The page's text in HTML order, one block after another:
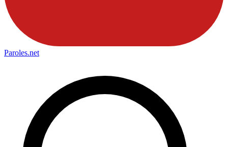
Paroles.net